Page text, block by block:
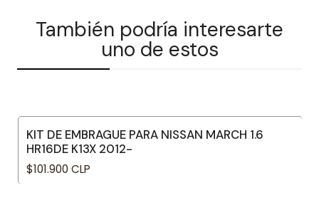
También podría interesarte
uno de estos
KIT DE EMBRAGUE PARA NISSAN MARCH 1.6
HR16DE K13X 2012-
$101.900 CLP